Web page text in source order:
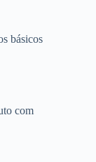
básicos
com